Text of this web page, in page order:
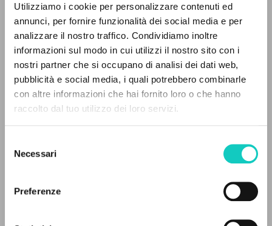
Utilizziamo i cookie per personalizzare contenuti ed
annunci, per fornire funzionalità dei social media e per
analizzare il nostro traffico. Condividiamo inoltre
informazioni sul modo in cui utilizzi il nostro sito con i
nostri partner che si occupano di analisi dei dati web,
pubblicità e social media, i quali potrebbero combinarle
con altre informazioni che hai fornito loro o che hanno
raccolto dal tuo utilizzo dei loro servizi.
delNecessari
Preferenze
Fuchs J.A.G.Revisor
Giussani LuigiAutor
Horst GuidoRevisor
Scholz CristophTraductor
Schönborn ChristophIntroducción
2006
0DOCUMENTOS ENCONTRADOS
RESULTADOS SUCESIVOS